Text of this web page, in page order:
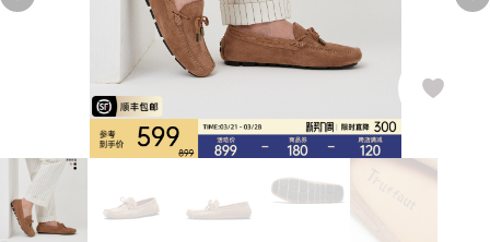
Previous slide